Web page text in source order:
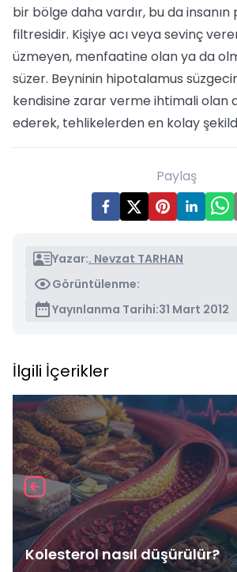
bir bölge daha vardır, bu da insanın
filtresidir. Kişiye acı veya sevinç
üzmeyen, menfaatine olan ya da
süzer. Beyninin hipotalamus
kendisine zarar verme ihtimali olan
ederek, tehlikelerden en kolay
Paylaş
Yazar:. Nevzat TARHAN
Görüntülenme:
Yayınlanma Tarihi:31 Mart 2012
İlgili İçerikler
Kolesterol nasıl düşürülür?